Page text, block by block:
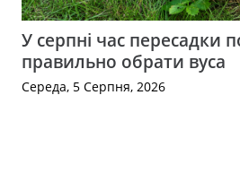
У серпні час пересадки
правильно обрати вуса
Середа, 5 Серпня, 2026